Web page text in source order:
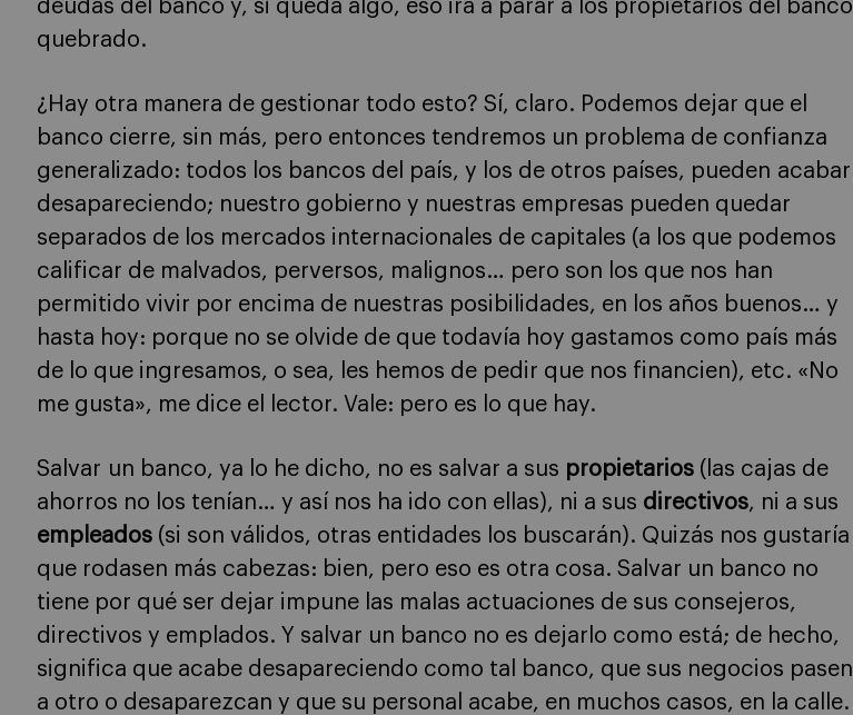
deudas del banco y, si queda algo, eso irá a parar a los propietarios del banco
quebrado.
¿Hay otra manera de gestionar todo esto? Sí, claro. Podemos dejar que el
banco cierre, sin más, pero entonces tendremos un problema de confianza
generalizado: todos los bancos del país, y los de otros países, pueden acabar
desapareciendo; nuestro gobierno y nuestras empresas pueden quedar
separados de los mercados internacionales de capitales (a los que podemos
calificar de malvados, perversos, malignos… pero son los que nos han
permitido vivir por encima de nuestras posibilidades, en los años buenos… y
hasta hoy: porque no se olvide de que todavía hoy gastamos como país más
de lo que ingresamos, o sea, les hemos de pedir que nos financien), etc. «No
me gusta», me dice el lector. Vale: pero es lo que hay.
Salvar un banco, ya lo he dicho, no es salvar a sus propietarios (las cajas de
ahorros no los tenían… y así nos ha ido con ellas), ni a sus directivos, ni a sus
empleados (si son válidos, otras entidades los buscarán). Quizás nos gustaría
que rodasen más cabezas: bien, pero eso es otra cosa. Salvar un banco no
tiene por qué ser dejar impune las malas actuaciones de sus consejeros,
directivos y emplados. Y salvar un banco no es dejarlo como está; de hecho,
significa que acabe desapareciendo como tal banco, que sus negocios pasen
a otro o desaparezcan y que su personal acabe, en muchos casos, en la calle.